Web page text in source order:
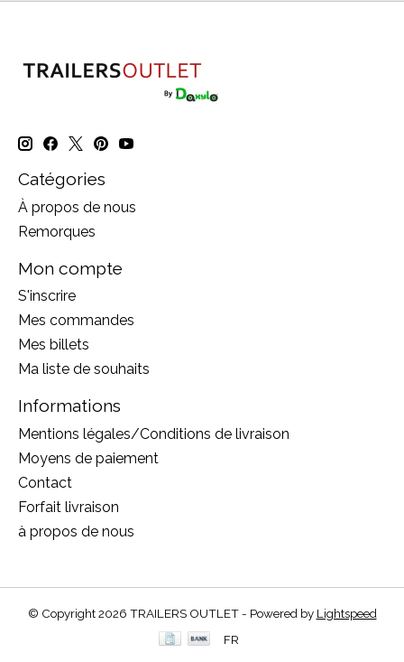
Catégories
À propos de nous
Remorques
Mon compte
S'inscrire
Mes commandes
Mes billets
Ma liste de souhaits
Informations
Mentions légales/Conditions de livraison
Moyens de paiement
Contact
Forfait livraison
à propos de nous
© Copyright 2026 TRAILERS OUTLET - Powered by Lightspeed
FR